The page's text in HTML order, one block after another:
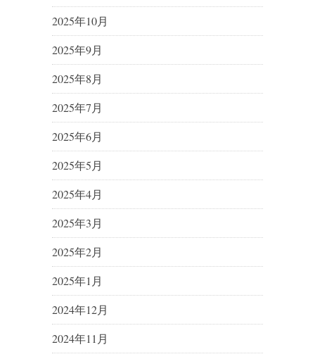
2025年10月
2025年9月
2025年8月
2025年7月
2025年6月
2025年5月
2025年4月
2025年3月
2025年2月
2025年1月
2024年12月
2024年11月